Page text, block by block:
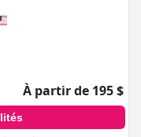
À partir de 195 $